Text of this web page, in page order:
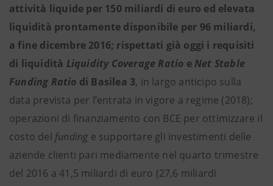
attività liquide per 150 miliardi di euro ed elevata
liquidità prontamente disponibile per 96 miliardi,
a fine dicembre 2016; rispettati già oggi i requisiti
di liquidità Liquidity Coverage Ratio e Net Stable
Funding Ratio di Basilea 3, in largo anticipo sulla
data prevista per l’entrata in vigore a regime (2018);
operazioni di finanziamento con BCE per ottimizzare il
costo del funding e supportare gli investimenti delle
aziende clienti pari mediamente nel quarto trimestre
del 2016 a 41,5 miliardi di euro (27,6 miliardi